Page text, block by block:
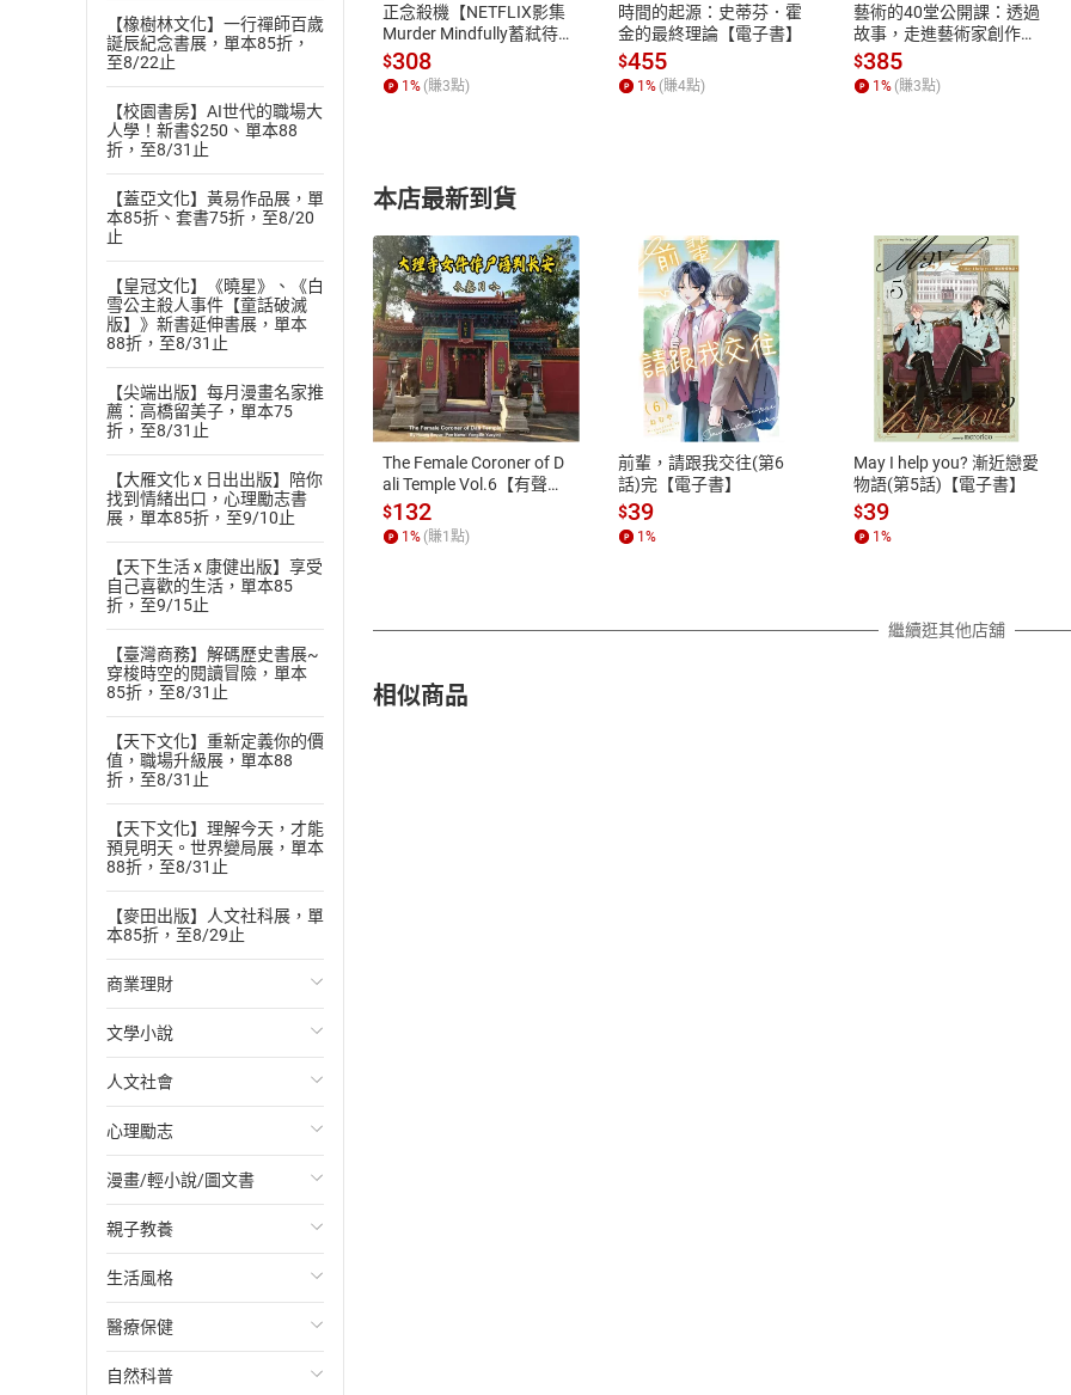
【橡樹林文化】一行禪師百歲
誕辰紀念書展，單本85折，
至8/22止
【校園書房】AI世代的職場大
人學！新書$250、單本88
折，至8/31止
【蓋亞文化】黃易作品展，單
本85折、套書75折，至8/20
止
【皇冠文化】《曉星》、《白
雪公主殺人事件【童話破滅
版】》新書延伸書展，單本
88折，至8/31止
【尖端出版】每月漫畫名家推
薦：高橋留美子，單本75
折，至8/31止
【大雁文化 x 日出出版】陪你
找到情緒出口，心理勵志書
展，單本85折，至9/10止
【天下生活 x 康健出版】享受
自己喜歡的生活，單本85
折，至9/15止
【臺灣商務】解碼歷史書展~
穿梭時空的閱讀冒險，單本
85折，至8/31止
【天下文化】重新定義你的價
值，職場升級展，單本88
折，至8/31止
【天下文化】理解今天，才能
預見明天。世界變局展，單本
88折，至8/31止
【麥田出版】人文社科展，單
本85折，至8/29止
商業理財
投資理財
經濟/趨勢
財務/金融
管理/領導
職場工作術
成功法
行銷/廣告
傳記
文學小說
歐美文學
日本文學
韓國文學
華文文學
經典文學
成長/家庭生活小說
懸疑/推理小說
人文社會
國際關係
政治
社會科學
台灣/中國歷史
日/韓歷史
其他歷史/史學
心理勵志
心靈成長/情緒
人際關係
兩性關係
心理學
漫畫/輕小說/圖文書
輕小說
奇幻/科幻
愛情故事
職場/社會寫實
親子教養
教育現場
兒童文學/故事
兒童科普/學習
生活風格
飲食/食譜
健身/美顏
醫療保健
健康/養生
自然科普
付款方式
ATM轉帳、信用卡、LINE PAY、AFTEE
退換貨規範
本店是否提供消費者保護法七日猶
之權利，遽消費者保護法及通訊交
除權合理例外情事適用準則，依商
質各有不同規定。詳細退換貨說明
照各商品說明。
正念殺機【NETFLIX影集
Murder Mindfully蓄弒待
發】【電子書】
$308
1 % (賺3點)
時間的起源：史蒂芬．霍
金的最終理論【電子書】
$455
1 % (賺4點)
藝術的40堂公開課：透過
故事，走進藝術家創作現
場，看藝術如何誕生、如
何形塑人類生活【電子
書】
$385
1 % (賺3點)
本店最新到貨
The Female Coroner of D
ali Temple Vol.6【有聲
書】
$132
1 % (賺1 點)
前輩，請跟我交往(第6
話)完【電子書】
$39
1 %
May I help you? 漸近戀愛
物語(第5話)【電子書】
$39
1 %
繼續逛其他店舖
相似商品